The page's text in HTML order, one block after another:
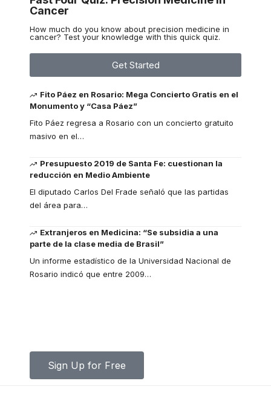
Cancer
How much do you know about precision medicine in
cancer? Test your knowledge with this quick quiz.
Get Started
Fito Páez en Rosario: Mega Concierto Gratis en el
Monumento y “Casa Páez”
Fito Páez regresa a Rosario con un concierto gratuito
masivo en el…
Presupuesto 2019 de Santa Fe: cuestionan la
reducción en Medio Ambiente
El diputado Carlos Del Frade señaló que las partidas
del área para…
Extranjeros en Medicina: “Se subsidia a una
parte de la clase media de Brasil”
Un informe estadístico de la Universidad Nacional de
Rosario indicó que entre 2009…
Sign Up for Free